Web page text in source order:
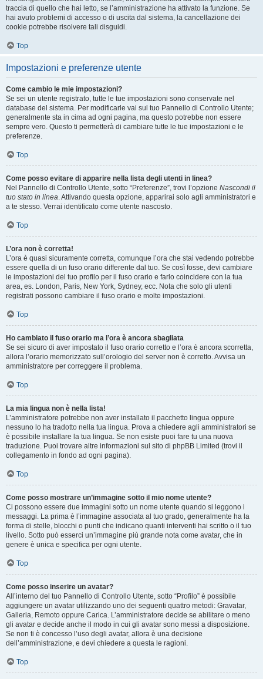
traccia di quello che hai letto, se l’amministrazione ha attivato la funzione. Se
hai avuto problemi di accesso o di uscita dal sistema, la cancellazione dei
cookie potrebbe risolvere tali disguidi.
Top
Impostazioni e preferenze utente
Come cambio le mie impostazioni?
Se sei un utente registrato, tutte le tue impostazioni sono conservate nel
database del sistema. Per modificarle vai sul tuo Pannello di Controllo Utente;
generalmente sta in cima ad ogni pagina, ma questo potrebbe non essere
sempre vero. Questo ti permetterà di cambiare tutte le tue impostazioni e le
preferenze.
Top
Come posso evitare di apparire nella lista degli utenti in linea?
Nel Pannello di Controllo Utente, sotto “Preferenze”, trovi l’opzione Nascondi il
tuo stato in linea. Attivando questa opzione, apparirai solo agli amministratori e
a te stesso. Verrai identificato come utente nascosto.
Top
L’ora non è corretta!
L’ora è quasi sicuramente corretta, comunque l’ora che stai vedendo potrebbe
essere quella di un fuso orario differente dal tuo. Se così fosse, devi cambiare
le impostazioni del tuo profilo per il fuso orario e farlo coincidere con la tua
area, es. London, Paris, New York, Sydney, ecc. Nota che solo gli utenti
registrati possono cambiare il fuso orario e molte impostazioni.
Top
Ho cambiato il fuso orario ma l’ora è ancora sbagliata
Se sei sicuro di aver impostato il fuso orario corretto e l’ora è ancora scorretta,
allora l’orario memorizzato sull’orologio del server non è corretto. Avvisa un
amministratore per correggere il problema.
Top
La mia lingua non è nella lista!
L’amministratore potrebbe non aver installato il pacchetto lingua oppure
nessuno lo ha tradotto nella tua lingua. Prova a chiedere agli amministratori se
è possibile installare la tua lingua. Se non esiste puoi fare tu una nuova
traduzione. Puoi trovare altre informazioni sul sito di phpBB Limited (trovi il
collegamento in fondo ad ogni pagina).
Top
Come posso mostrare un’immagine sotto il mio nome utente?
Ci possono essere due immagini sotto un nome utente quando si leggono i
messaggi. La prima è l’immagine associata al tuo grado, generalmente ha la
forma di stelle, blocchi o punti che indicano quanti interventi hai scritto o il tuo
livello. Sotto può esserci un’immagine più grande nota come avatar, che in
genere è unica e specifica per ogni utente.
Top
Come posso inserire un avatar?
All’interno del tuo Pannello di Controllo Utente, sotto “Profilo” è possibile
aggiungere un avatar utilizzando uno dei seguenti quattro metodi: Gravatar,
Galleria, Remoto oppure Carica. L’amministratore decide se abilitare o meno
gli avatar e decide anche il modo in cui gli avatar sono messi a disposizione.
Se non ti è concesso l’uso degli avatar, allora è una decisione
dell’amministrazione, e devi chiedere a questa le ragioni.
Top